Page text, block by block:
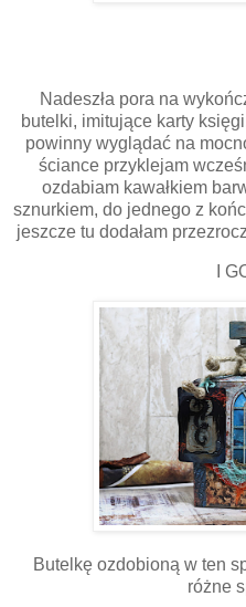
Nadeszła pora na
butelki, imitujące karty
powinny wyglądać na
ściance przyklejam
ozdabiam kawałkiem
sznurkiem, do jednego z
jeszcze tu dodałam
I
Butelkę ozdobioną w ten
różne